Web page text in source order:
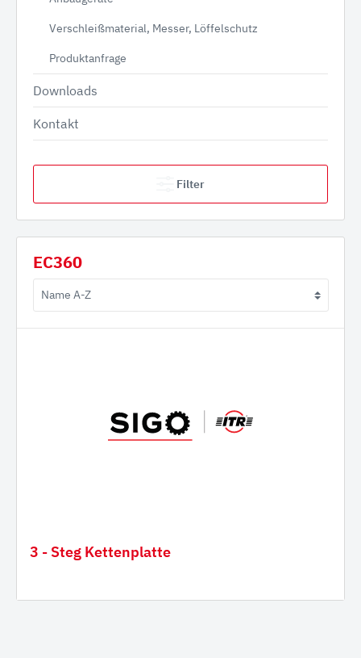
Verschleißmaterial, Messer, Löffelschutz
Produktanfrage
Downloads
Kontakt
Filter
EC360
3 - Steg Kettenplatte